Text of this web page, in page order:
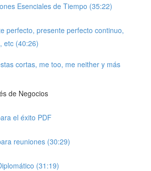
Esenciales de Tiempo (35:22)
perfecto, presente perfecto continuo,
etc (40:26)
cortas, me too, me neither y más
de Negocios
el éxito PDF
reuniones (30:29)
(31:19)